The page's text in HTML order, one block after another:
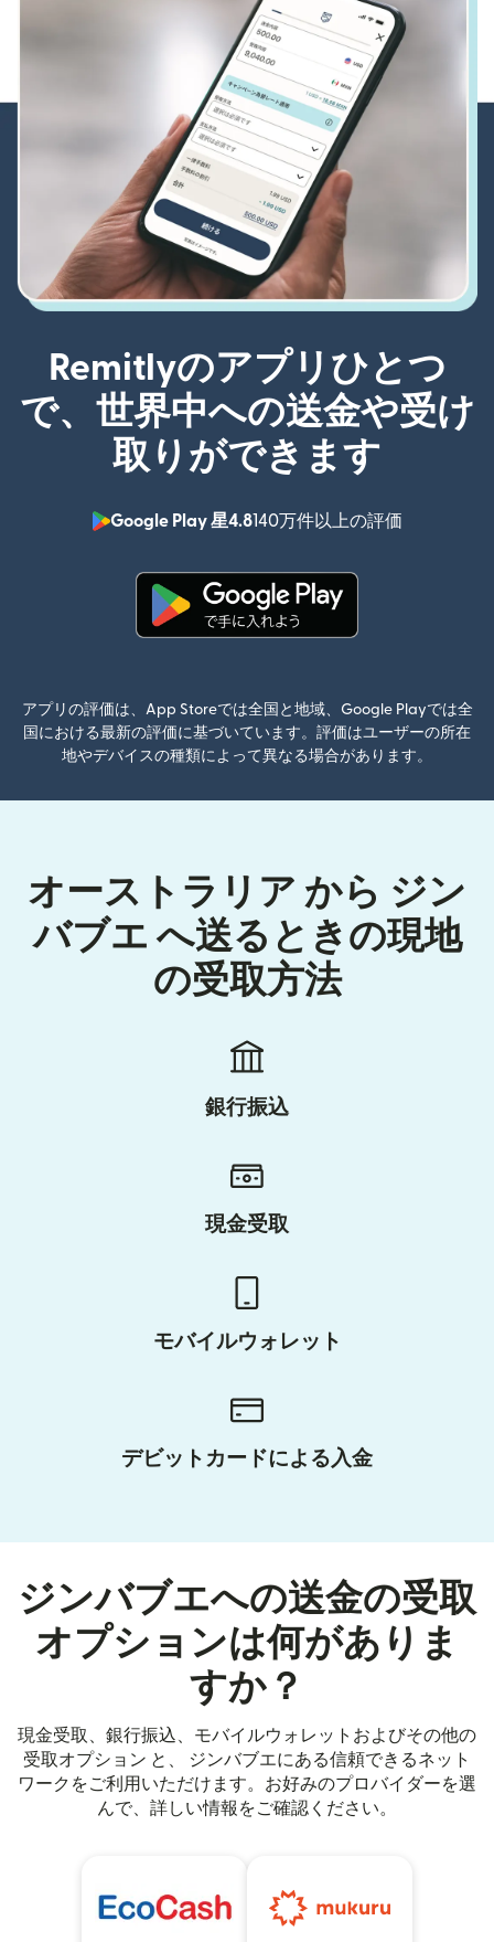
Remitlyのアプリひとつ
で、世界中への送金や受け
取りができます
Google Play 星4.8140万件以上の評価
（別ウィン
アプリの評価は、App Storeでは全国と地域、Google Playでは全
国における最新の評価に基づいています。評価はユーザーの所在
地やデバイスの種類によって異なる場合があります。
オーストラリア から ジン
バブエ へ送るときの現地
の受取方法
銀行振込
現金受取
モバイルウォレット
デビットカードによる入金
ジンバブエへの送金の受取
オプションは何がありま
すか？
現金受取、銀行振込、モバイルウォレットおよびその他の
受取オプション と、 ジンバブエにある信頼できるネット
ワークをご利用いただけます。お好みのプロバイダーを選
んで、詳しい情報をご確認ください。